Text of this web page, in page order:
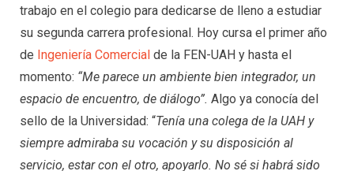
trabajo en el colegio para dedicarse de lleno a estudiar
su segunda carrera profesional. Hoy cursa el primer año
de Ingeniería Comercial de la FEN-UAH y hasta el
momento: “Me parece un ambiente bien integrador, un
espacio de encuentro, de diálogo”. Algo ya conocía del
sello de la Universidad: “Tenía una colega de la UAH y
siempre admiraba su vocación y su disposición al
servicio, estar con el otro, apoyarlo. No sé si habrá sido